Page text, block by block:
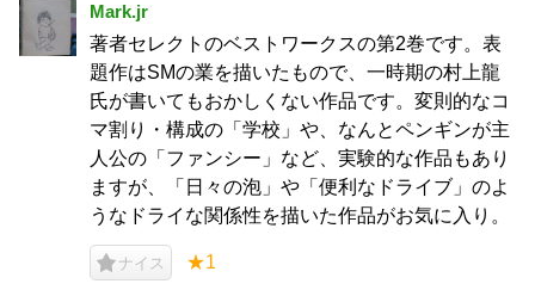
Mark.jr
著者セレクトのベストワークスの第2巻です。表
題作はSMの業を描いたもので、一時期の村上龍
氏が書いてもおかしくない作品です。変則的なコ
マ割り・構成の「学校」や、なんとペンギンが主
人公の「ファンシー」など、実験的な作品もあり
ますが、「日々の泡」や「便利なドライブ」のよ
うなドライな関係性を描いた作品がお気に入り。
ナイス ★1